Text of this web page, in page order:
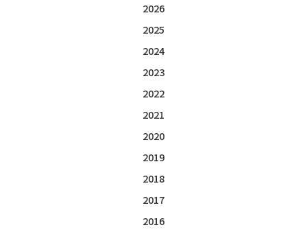
2026
2025
2024
2023
2022
2021
2020
2019
2018
2017
2016